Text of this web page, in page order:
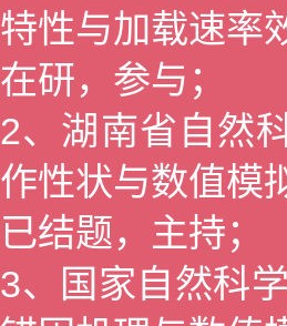
特性与加载速率
在研，参与；
2、湖南省自然
作性状与数值模
已结题，主持；
3、国家自然科